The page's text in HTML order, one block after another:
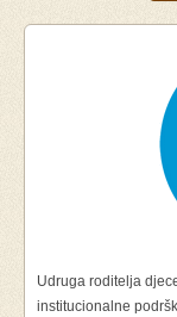
Udruga roditelja
institucionalne